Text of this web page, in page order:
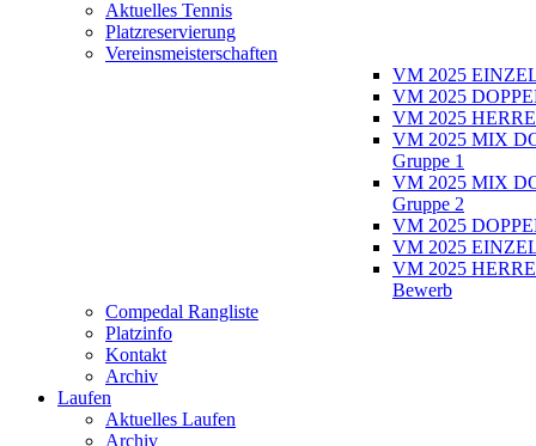
Aktuelles Tennis
Platzreservierung
Vereinsmeisterschaften
VM 2025
VM 2025
VM 2025
VM 2025 MIX
Gruppe 1
VM 2025 MIX
Gruppe 2
VM 2025
VM 2025
VM 2025
Bewerb
Compedal Rangliste
Platzinfo
Kontakt
Archiv
Laufen
Aktuelles Laufen
Archiv